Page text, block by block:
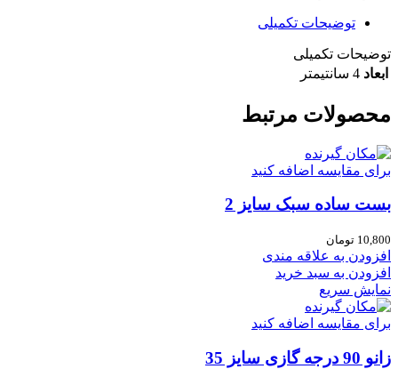
توضیحات تکمیلی
توضیحات تکمیلی
ابعاد 4 سانتیمتر
محصولات مرتبط
برای مقایسه اضافه کنید
بست ساده سبک سایز 2
10,800 تومان
افزودن به علاقه مندی
افزودن به سبد خرید
نمایش سریع
برای مقایسه اضافه کنید
زانو 90 درجه گازی سایز 35